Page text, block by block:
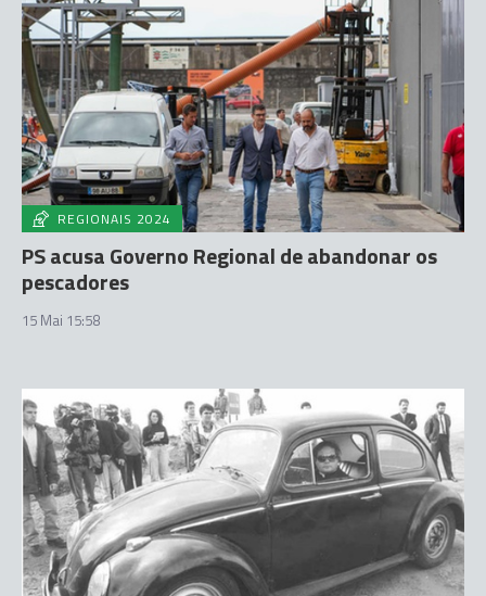
REGIONAIS 2024
PS acusa Governo Regional de abandonar os
pescadores
15 Mai 15:58